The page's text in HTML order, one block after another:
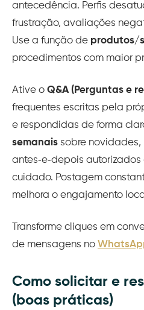
antecedência. Perfis
frustração, avaliações
Use a função de produtos/
procedimentos com maior
Ative o Q&A (Perguntas e
frequentes escritas pela
e respondidas de forma
semanais sobre novidades,
antes‑e‑depois
cuidado. Postagem
melhora o engajamento
Transforme cliques em
de mensagens no
Como solicitar e
(boas práticas)